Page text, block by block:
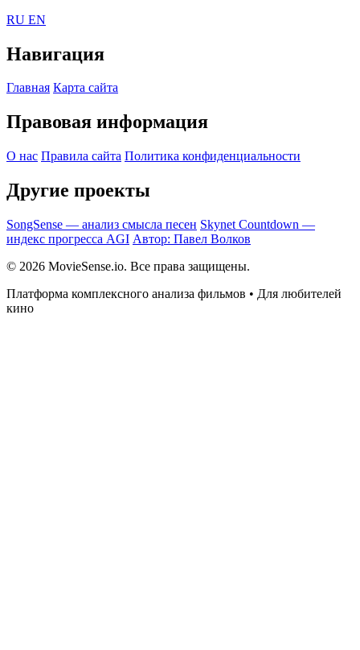
RU EN
Навигация
Главная Карта сайта
Правовая информация
О нас Правила сайта Политика конфиденциальности
Другие проекты
SongSense — анализ смысла песен Skynet Countdown —
индекс прогресса AGI Автор: Павел Волков
© 2026 MovieSense.io. Все права защищены.
Платформа комплексного анализа фильмов • Для любителей
кино